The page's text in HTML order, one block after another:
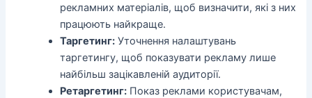
рекламних матеріалів, щоб визначити, які з них
працюють найкраще.
Таргетинг: Уточнення налаштувань
таргетингу, щоб показувати рекламу лише
найбільш зацікавленій аудиторії.
Ретаргетинг: Показ реклами користувачам,